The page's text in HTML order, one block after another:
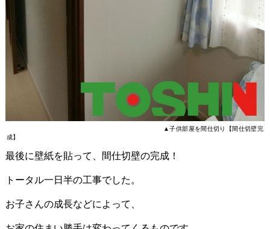
▲子供部屋を間仕切り【間仕切壁完
成】
最後に壁紙を貼って、間仕切壁の完成！
トータル一日半の工事でした。
お子さんの成長などによって、